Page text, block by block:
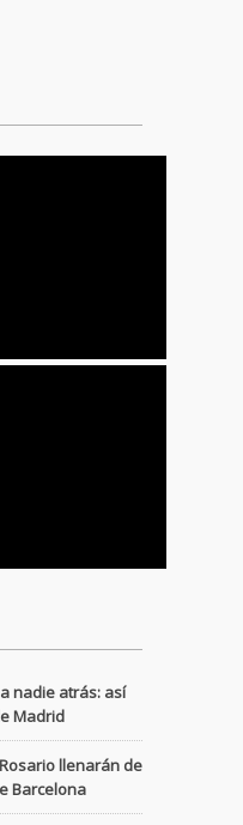
nadie atrás: así
Madrid
llenarán de
Barcelona